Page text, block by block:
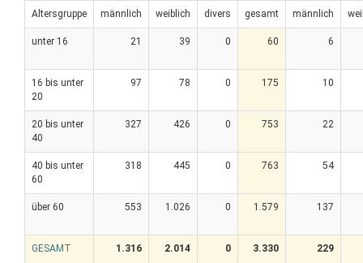
Altersgruppe männlich weiblich divers gesamt männlich
unter 16 21 39 0 60 6
16 bis unter
20
97 78 0 175 10
20 bis unter
40
327 426 0 753 22
40 bis unter
60
318 445 0 763 54
über 60 553 1.026 0 1.579 137
GESAMT 1.316 2.014 0 3.330 229